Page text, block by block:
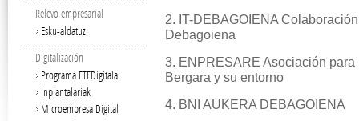
2. IT-DEBAGOIENA
Debagoiena
3. ENPRESARE Asociación
Bergara y su entorno
4. BNI AUKERA DEBAGOIENA
Relevo empresarial
Esku-aldatuz
Digitalización
Programa ETEDigitala
Inplantalariak
Microempresa Digital